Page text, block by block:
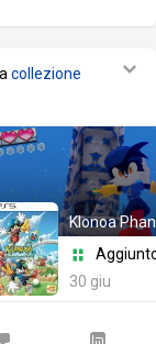
collezione
30 giu